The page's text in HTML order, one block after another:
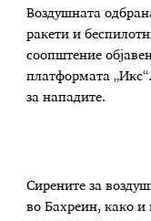
Воздушната
ракети и
соопштение
платформата
за нападите.
Сирените за
во Бахреин, како и